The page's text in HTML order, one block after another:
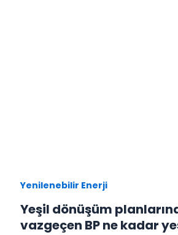
Yenilenebilir Enerji
Yeşil dönüşüm
vazgeçen BP ne kadar